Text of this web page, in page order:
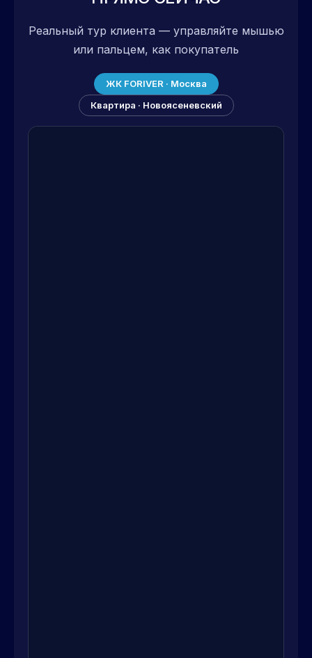
Реальный тур клиента — управляйте мышью
или пальцем, как покупатель
ЖК FORIVER · Москва
Квартира · Новоясеневский